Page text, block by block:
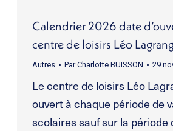
Calendrier 2026 date
centre de loisirs Léo
Autres ParCharlotte BUISSON 29
Le centre de loisirs Léo
ouvert à chaque période de
scolaires sauf sur la période